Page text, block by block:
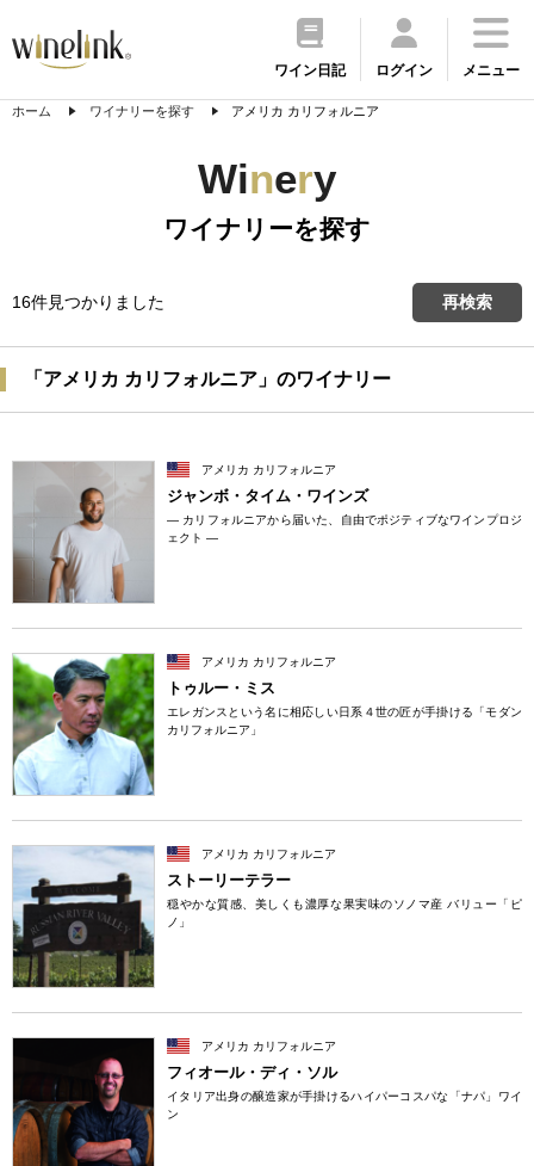
ワイン日記 ログイン メニュー
ホーム ワイナリーを探す アメリカ カリフォルニア
Winery
ワイナリーを探す
16件見つかりました 再検索
「アメリカ カリフォルニア」のワイナリー
アメリカ カリフォルニア
ジャンボ・タイム・ワインズ
― カリフォルニアから届いた、自由でポジティブなワインプロジ
ェクト ―
アメリカ カリフォルニア
トゥルー・ミス
エレガンスという名に相応しい日系４世の匠が手掛ける「モダン
カリフォルニア」
アメリカ カリフォルニア
ストーリーテラー
穏やかな質感、美しくも濃厚な果実味のソノマ産 バリュー「ピ
ノ」
アメリカ カリフォルニア
フィオール・ディ・ソル
イタリア出身の醸造家が手掛けるハイパーコスパな「ナパ」ワイ
ン